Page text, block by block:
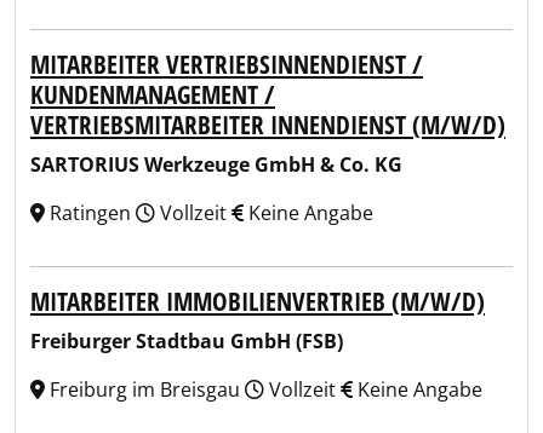
MITARBEITER VERTRIEBSINNENDIENST /
KUNDENMANAGEMENT /
VERTRIEBSMITARBEITER INNENDIENST (M/W/D)
SARTORIUS Werkzeuge GmbH & Co. KG
Ratingen
Vollzeit Keine Angabe
MITARBEITER IMMOBILIENVERTRIEB (M/W/D)
Freiburger Stadtbau GmbH (FSB)
Freiburg im Breisgau
Vollzeit Keine Angabe